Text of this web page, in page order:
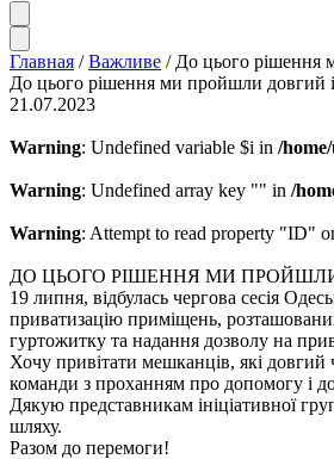
Главная / Важливе / До цього рішення
До цього рішення ми пройшли довгий
21.07.2023
Warning: Undefined variable $i in /
Warning: Undefined array key "" in /
Warning: Attempt to read property "ID"
ДО ЦЬОГО РІШЕННЯ МИ
19 липня, відбулась чергова сесія
приватизацію приміщень,
гуртожитку та надання дозволу на
Хочу привітати мешканців, які
команди з проханням про допомогу і
Дякую представникам ініціативної
шляху.
Разом до перемоги!